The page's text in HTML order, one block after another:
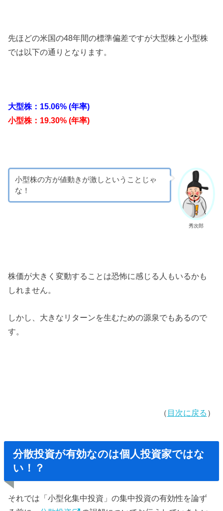
先ほどの米国の48年間の標準偏差ですが大型株と小型株
では以下の通りとなります。
大型株：15.06% (年率)
小型株：19.30% (年率)
秀次郎
小型株の方が値動きが激しということじゃ
な！
株価が大きく変動することは恐怖に感じる人もいるかも
しれません。
しかし、大きなリターンを生むための源泉でもあるので
す。
（ 目次に戻る ）
分散投資が有効なのは個人投資家ではな
い！？
それでは「小型化集中投資」の集中投資の有効性を論ず